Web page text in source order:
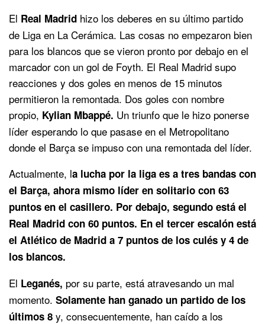
El Real Madrid hizo los deberes en su último partido
de Liga en La Cerámica. Las cosas no empezaron bien
para los blancos que se vieron pronto por debajo en el
marcador con un gol de Foyth. El Real Madrid supo
reacciones y dos goles en menos de 15 minutos
permitieron la remontada. Dos goles con nombre
propio, Kylian Mbappé. Un triunfo que le hizo ponerse
líder esperando lo que pasase en el Metropolitano
donde el Barça se impuso con una remontada del líder.
Actualmente, la lucha por la liga es a tres bandas con
el Barça, ahora mismo líder en solitario con 63
puntos en el casillero. Por debajo, segundo está el
Real Madrid con 60 puntos. En el tercer escalón está
el Atlético de Madrid a 7 puntos de los culés y 4 de
los blancos.
El Leganés, por su parte, está atravesando un mal
momento. Solamente han ganado un partido de los
últimos 8 y, consecuentemente, han caído a los